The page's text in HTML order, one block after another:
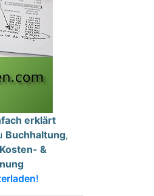
erklärt
Buchhaltung,
Kosten- &